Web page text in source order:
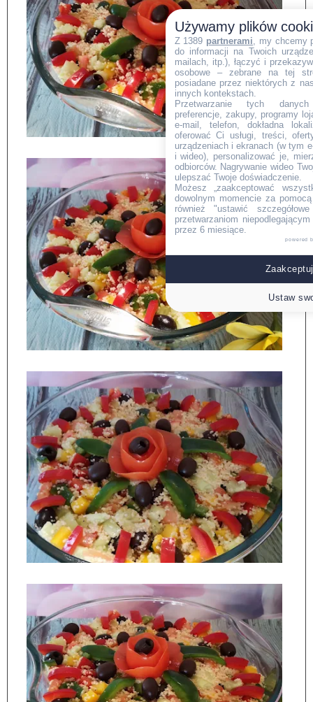
Używamy plików
Z 1389 partnerami , my chcemy
do informacji na Twoich
mailach, itp.), łączyć i
osobowe – zebrane na tej
posiadane przez niektórych z
innych kontekstach.
Przetwarzanie tych danych
preferencje, zakupy, programy
e-mail, telefon, dokładna
oferować Ci usługi, treści,
urządzeniach i ekranach (w tym
i wideo), personalizować je,
odbiorców. Nagrywanie wideo
ulepszać Twoje doświadczenie.
Możesz „zaakceptować
dowolnym momencie za
również "ustawić
przetwarzaniom
przez 6 miesiące.
powered
Ustaw